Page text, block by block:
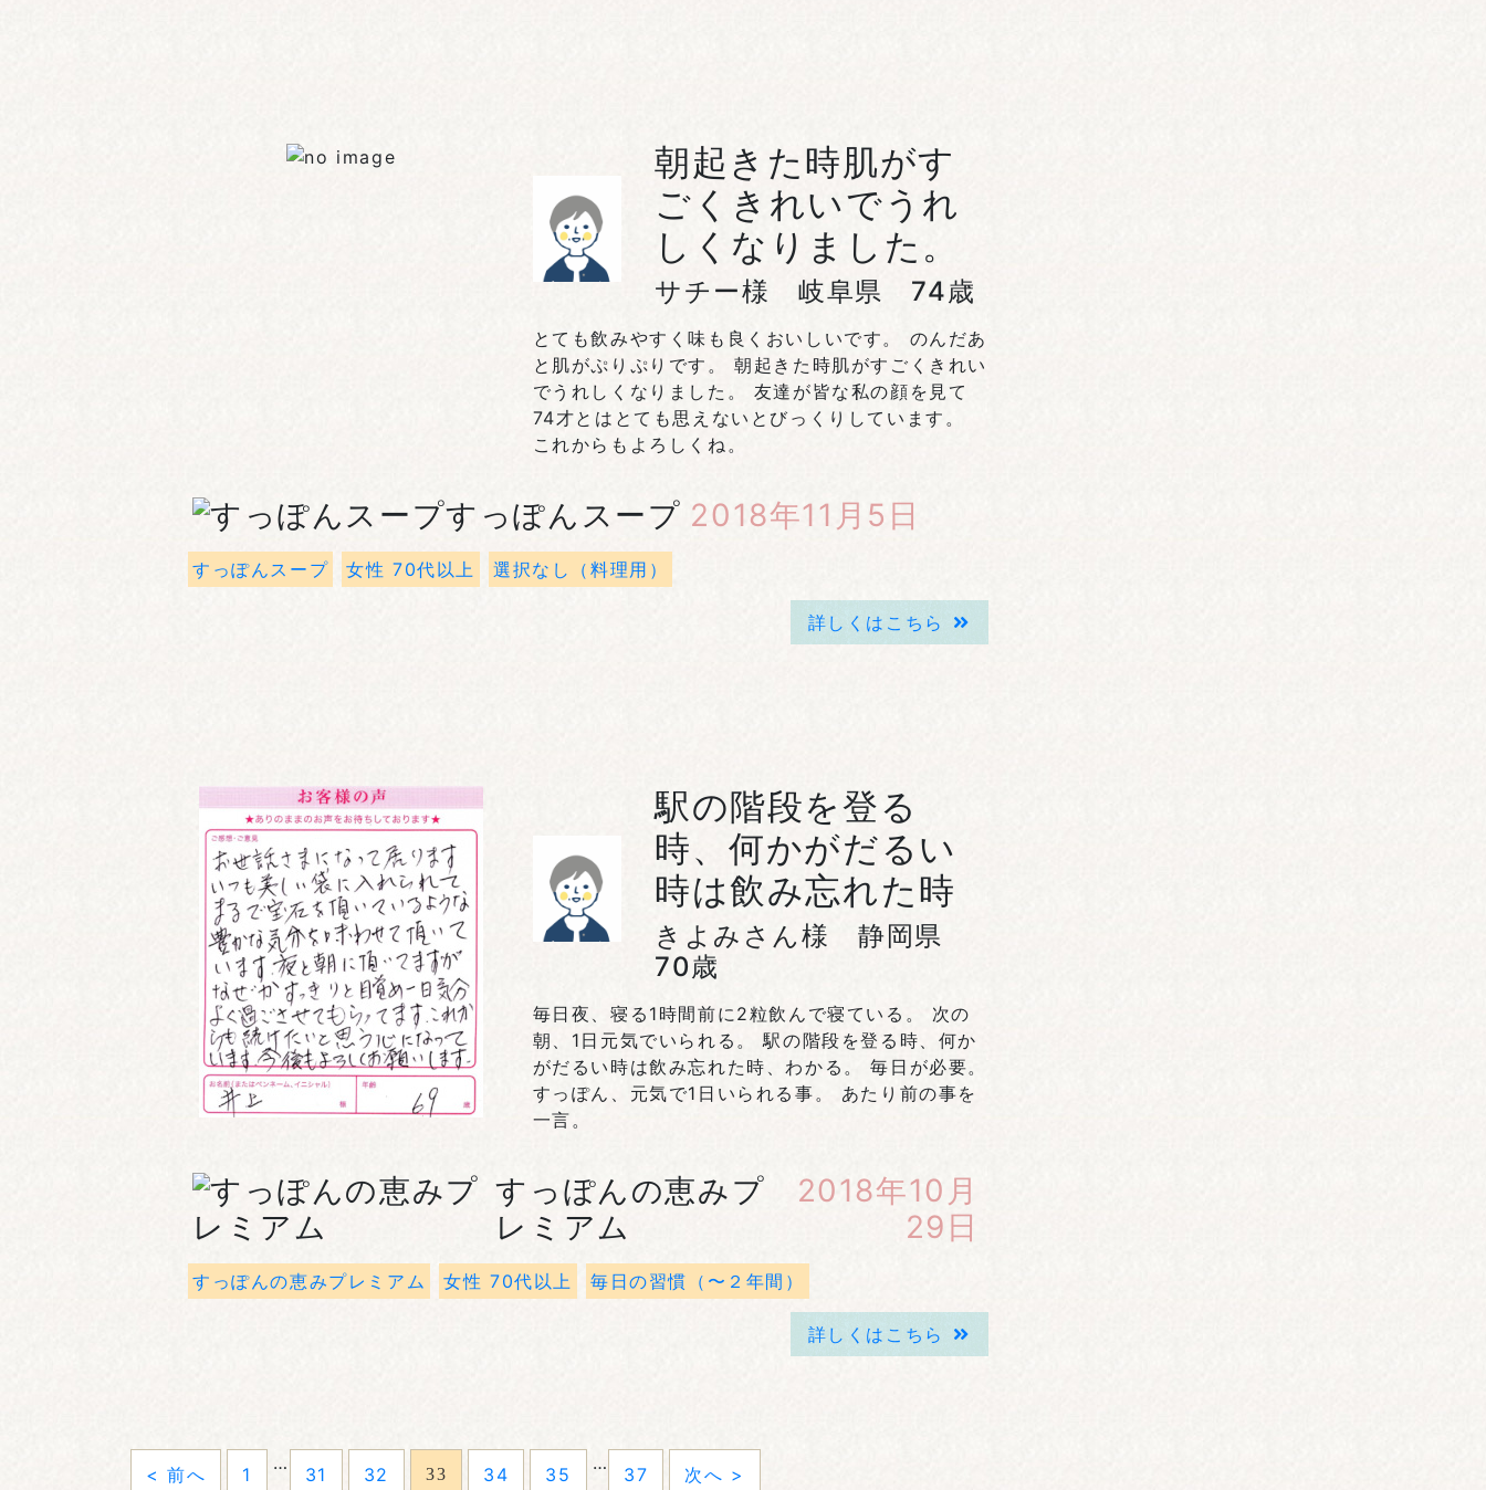
朝起きた時肌がす
ごくきれいでうれ
しくなりました。
サチー様 岐阜県 74歳
とても飲みやすく味も良くおいしいです。 のんだあ
と肌がぷりぷりです。 朝起きた時肌がすごくきれい
でうれしくなりました。 友達が皆な私の顔を見て
74才とはとても思えないとびっくりしています。
これからもよろしくね。
すっぽんスープ 2018年11月5日
すっぽんスープ 女性 70代以上 選択なし（料理用）
詳しくはこちら
駅の階段を登る
時、何かがだるい
時は飲み忘れた時
きよみさん様 静岡県
70歳
毎日夜、寝る1時間前に2粒飲んで寝ている。 次の
朝、1日元気でいられる。 駅の階段を登る時、何か
がだるい時は飲み忘れた時、わかる。 毎日が必要。
すっぽん、元気で1日いられる事。 あたり前の事を
一言。
すっぽんの恵みプ
レミアム
2018年10月
29日
すっぽんの恵みプレミアム 女性 70代以上 毎日の習慣（〜２年間）
詳しくはこちら
< 前へ 1
…
31 32 33 34 35
…
37 次へ >